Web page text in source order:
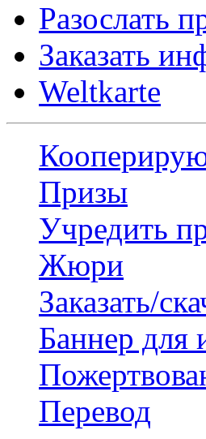
Разослать
Заказать
Weltkarte
Призы
Учредить
Жюри
Заказать/
Баннер для
Перевод